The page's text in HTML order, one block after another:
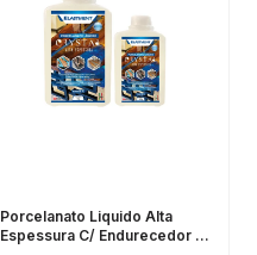
Porcelanato Liquido Alta
Espessura C/ Endurecedor Kit